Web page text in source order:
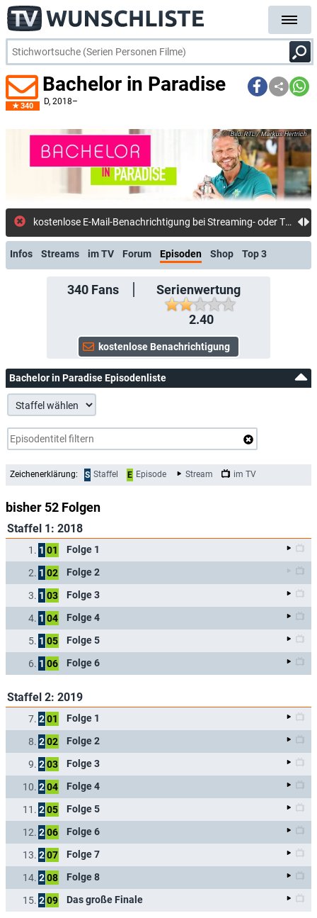
340
Bachelor in Paradise
D, 2018–
RTL / Markus Hertrich
kostenlose E-Mail-Benachrichtigung bei Streaming- oder TV-Start
Infos Streams im TV Forum Episoden Shop Top 3
340Fans
Serienwertung
2.40
Bachelor in Paradise Episodenliste
Zeichenerklärung: S Staffel E Episode Stream im TV
bisher 52 Folgen
Staffel 1: 2018
1. 1 01 Folge 1
2. 1 02 Folge 2
3. 1 03 Folge 3
4. 1 04 Folge 4
5. 1 05 Folge 5
6. 1 06 Folge 6
Staffel 2: 2019
7. 201 Folge 1
8. 202 Folge 2
9. 203 Folge 3
10. 204 Folge 4
11. 205 Folge 5
12. 206 Folge 6
13. 207 Folge 7
14. 208 Folge 8
15. 209 Das große Finale